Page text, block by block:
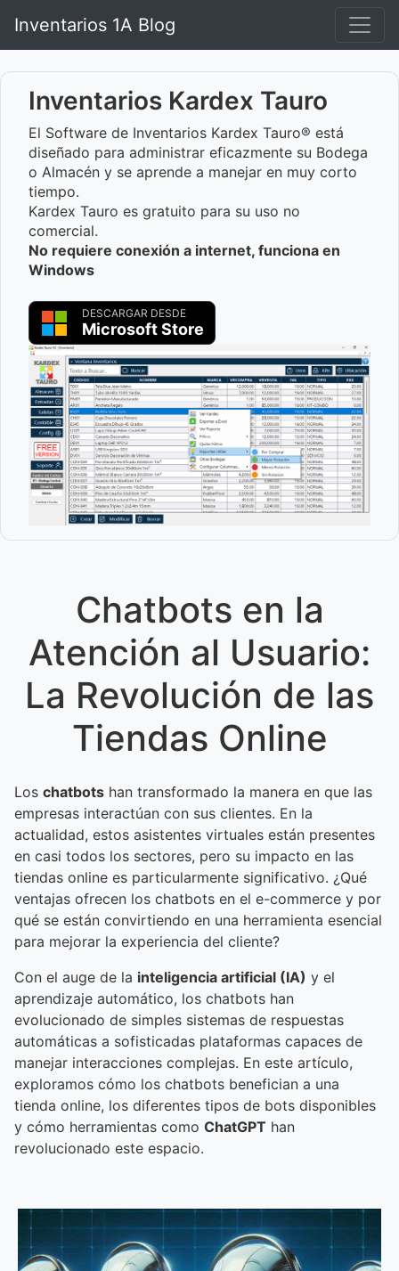
Inventarios 1A Blog
Inventarios Kardex Tauro
El Software de Inventarios Kardex Tauro® está
diseñado para administrar eficazmente su Bodega
o Almacén y se aprende a manejar en muy corto
tiempo.
Kardex Tauro es gratuito para su uso no
comercial.
No requiere conexión a internet, funciona en
Windows
DESCARGAR DESDE
Microsoft Store
Chatbots en la
Atención al Usuario:
La Revolución de las
Tiendas Online
Los chatbots han transformado la manera en que las
empresas interactúan con sus clientes. En la
actualidad, estos asistentes virtuales están presentes
en casi todos los sectores, pero su impacto en las
tiendas online es particularmente significativo. ¿Qué
ventajas ofrecen los chatbots en el e-commerce y por
qué se están convirtiendo en una herramienta esencial
para mejorar la experiencia del cliente?
Con el auge de la inteligencia artificial (IA) y el
aprendizaje automático, los chatbots han
evolucionado de simples sistemas de respuestas
automáticas a sofisticadas plataformas capaces de
manejar interacciones complejas. En este artículo,
exploramos cómo los chatbots benefician a una
tienda online, los diferentes tipos de bots disponibles
y cómo herramientas como ChatGPT han
revolucionado este espacio.